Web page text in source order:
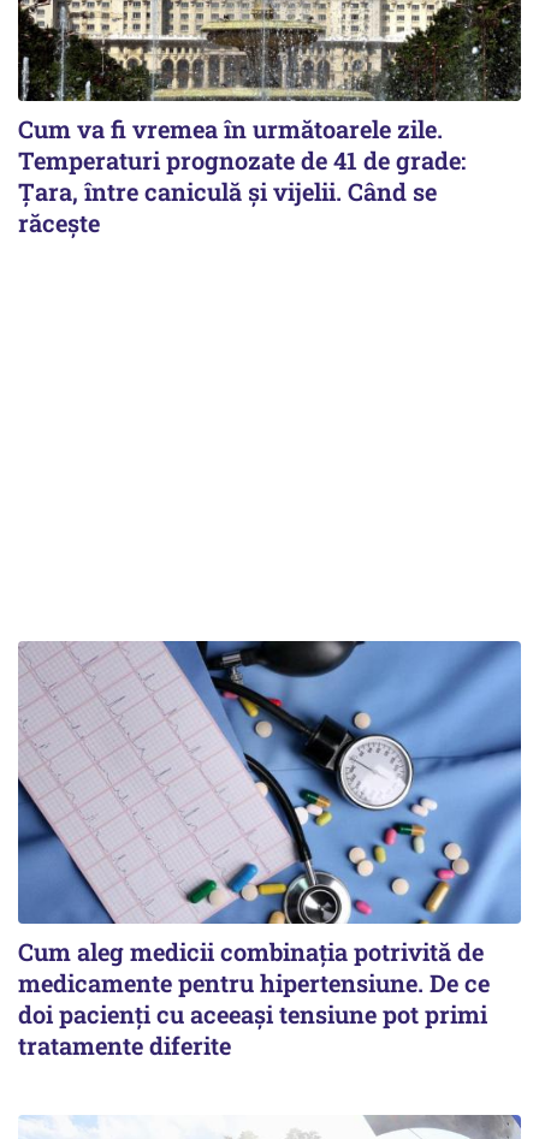
Cum va fi vremea în următoarele zile.
Temperaturi prognozate de 41 de grade:
Țara, între caniculă și vijelii. Când se
răcește
Cum aleg medicii combinația potrivită de
medicamente pentru hipertensiune. De ce
doi pacienți cu aceeași tensiune pot primi
tratamente diferite